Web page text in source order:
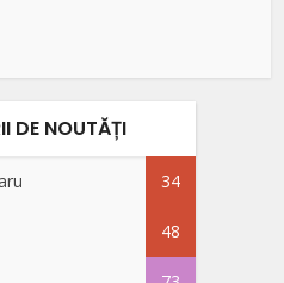
DE NOUTĂȚI
34
48